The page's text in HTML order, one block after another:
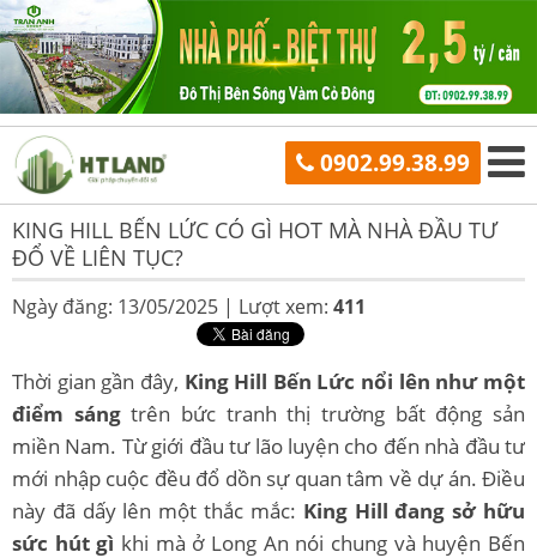
0902.99.38.99
KING HILL BẾN LỨC CÓ GÌ HOT MÀ NHÀ ĐẦU TƯ
ĐỔ VỀ LIÊN TỤC?
Ngày đăng: 13/05/2025 | Lượt xem: 411
Thời gian gần đây, King Hill Bến Lức nổi lên như một
điểm sángtrên bức tranh thị trường bất động sản
miền Nam. Từ giới đầu tư lão luyện cho đến nhà đầu tư
mới nhập cuộc đều đổ dồn sự quan tâm về dự án. Điều
này đã dấy lên một thắc mắc: King Hill đang sở hữu
sức hút gì khi mà ở Long An nói chung và huyện Bến